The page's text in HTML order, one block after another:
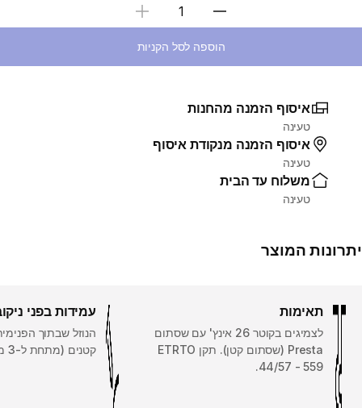
בחירת כמות
הוספה לסל הקניות
איסוף הזמנה מהחנות
טעינה
איסוף הזמנה מנקודת איסוף
טעינה
משלוח עד הבית
טעינה
יתרונות המוצר
תאימות
לצמיגים בקוטר 26 אינץ' עם שסתום
Presta (שסתום קטן). תקן ETRTO
44/57 - 559.
עמידות בפני
הנוזל שבתוך
קטנים (מתחת ל-3 מ"מ).